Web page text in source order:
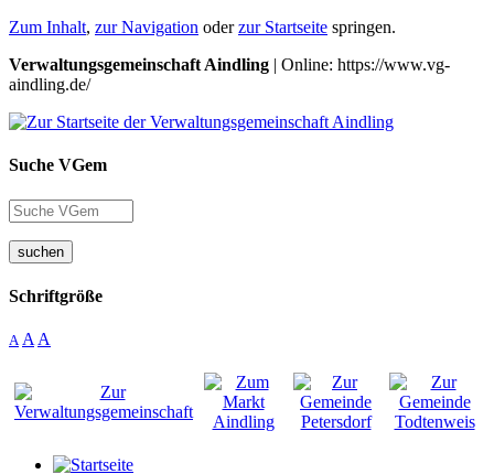
Zum Inhalt, zur Navigation oderzur Startseite springen.
Verwaltungsgemeinschaft Aindling | Online: https://www.vg-
aindling.de/
Suche VGem
suchen
Schriftgröße
A A A